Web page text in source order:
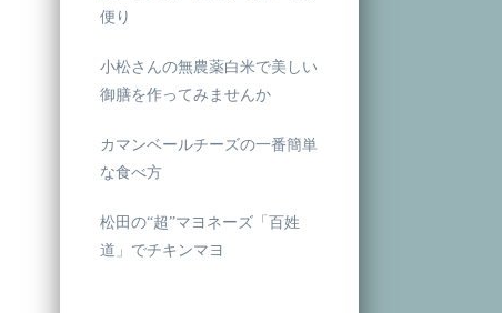
便り
小松さんの無農薬白米で美しい
御膳を作ってみませんか
カマンベールチーズの一番簡単
な食べ方
松田の“超”マヨネーズ「百姓
道」でチキンマヨ